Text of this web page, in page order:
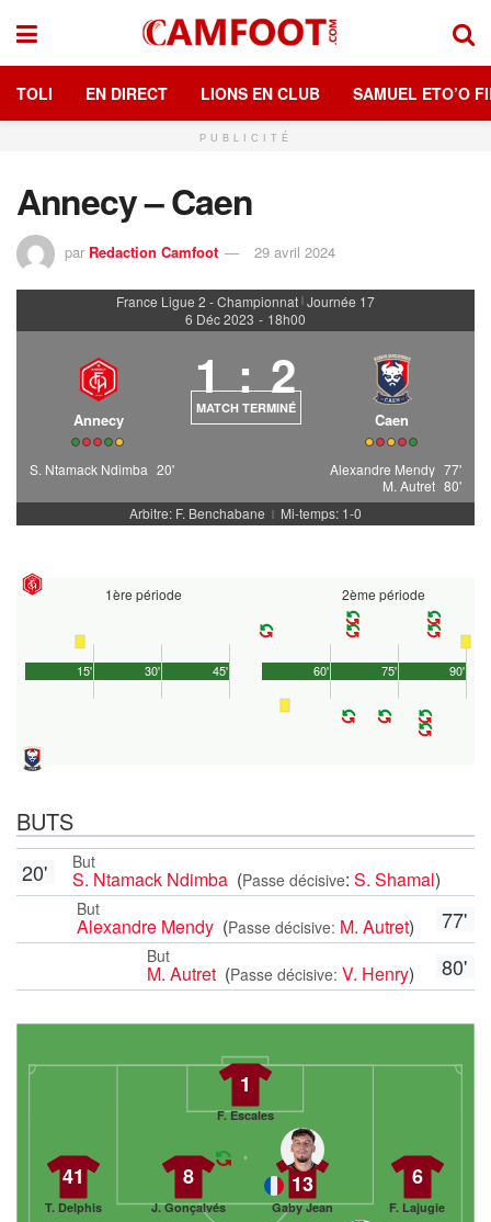
TOLI EN DIRECT LIONS EN CLUB SAMUEL ETO’O
PUBLICITÉ
Annecy – Caen
par Redaction Camfoot 29 avril 2024
France Ligue 2 - Championnat | Journée 17
6 Déc 2023 - 18h00
Annecy
1 : 2
MATCH TERMINÉ
Caen
S. Ntamack Ndimba 20' Alexandre Mendy 77'
M. Autret 80'
Arbitre: F. Benchabane
| Mi-temps: 1-0
1ère période
45'
15' 30'
2ème période
90'
60' 75'
BUTS
But
S. Ntamack Ndimba (Passe décisive: S. Shamal)
20'
77'
But
Alexandre Mendy (Passe décisive: M. Autret)
80'
But
M. Autret (Passe décisive: V. Henry)
1
F. Escales
6
F. Lajugie
13
Gaby Jean
8
J. Gonçalvés
41
T. Delphis